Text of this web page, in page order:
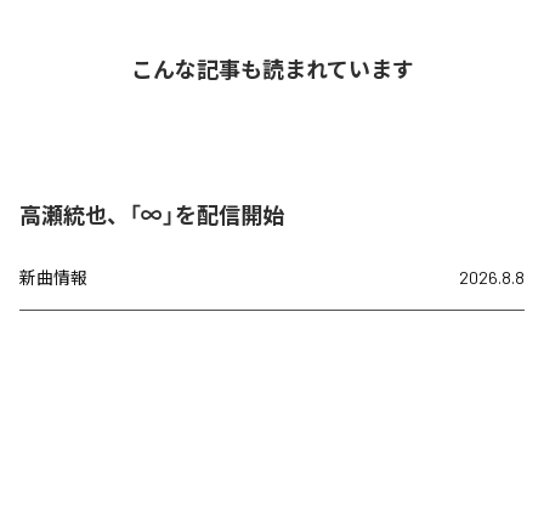
こんな記事も読まれています
高瀬統也、「∞」を配信開始
新曲情報 2026.8.8